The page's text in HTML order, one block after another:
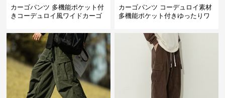
カーゴパンツ 多機能ポケット付
きコーデュロイ風ワイドカーゴ
カーゴパンツ コーデュロイ素材
多機能ポケット付きゆったりワ